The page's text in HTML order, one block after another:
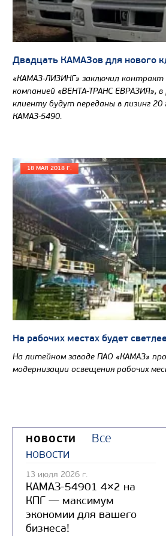
Двадцать КАМАЗов для нового
«КАМАЗ-ЛИЗИНГ» заключил контракт
компанией «ВЕНТА-ТРАНС ЕВРАЗИЯ»,
клиенту будут переданы в лизинг 20
КАМАЗ-5490.
18 МАЯ 2018 Г.
На рабочих местах будет
На литейном заводе ПАО «КАМАЗ»
модернизации освещения рабочих
НОВОСТИ
Все
новости
13 июля 2026 г.
КАМАЗ-54901 4×2 на
КПГ — максимум
экономии для вашего
бизнеса!